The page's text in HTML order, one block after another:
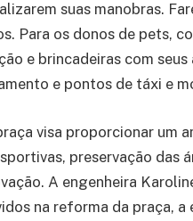
suas manobras.
Para os donos de pets,
e brincadeiras com
e pontos de táxi e
visa proporcionar um
preservação das
A engenheira
na reforma da praça,